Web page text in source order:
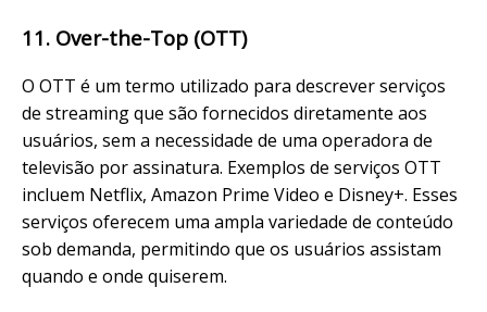
11. Over-the-Top (OTT)
O OTT é um termo utilizado para descrever serviços
de streaming que são fornecidos diretamente aos
usuários, sem a necessidade de uma operadora de
televisão por assinatura. Exemplos de serviços OTT
incluem Netflix, Amazon Prime Video e Disney+. Esses
serviços oferecem uma ampla variedade de conteúdo
sob demanda, permitindo que os usuários assistam
quando e onde quiserem.